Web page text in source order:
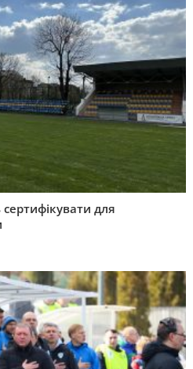
сертифікувати для